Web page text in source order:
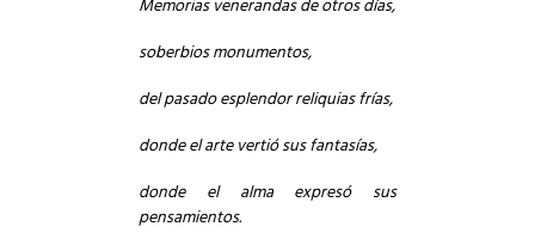
Memorias venerandas de otros días,
soberbios monumentos,
del pasado esplendor reliquias frías,
donde el arte vertió sus fantasías,
donde el alma expresó sus
pensamientos.